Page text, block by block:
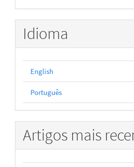
Idioma
English
Português
Artigos mais